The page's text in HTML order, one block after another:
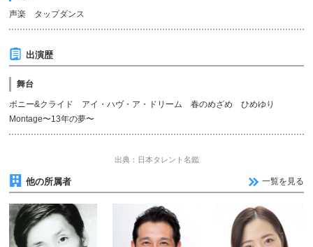
声楽 タップダンス
出演歴
舞台
ボニー&クライド アイ・ハヴ・ア・ドリーム 春のめざめ ひめゆり
Montage〜13年の夢〜
出典：日本タレント名鑑
他の所属者 一覧を見る